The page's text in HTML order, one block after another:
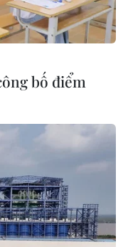
bố điểm